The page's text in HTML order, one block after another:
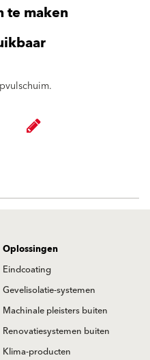
te maken
Oplossingen
Eindcoating
Gevelisolatie-systemen
Machinale pleisters buiten
Renovatiesystemen buiten
Klima-producten